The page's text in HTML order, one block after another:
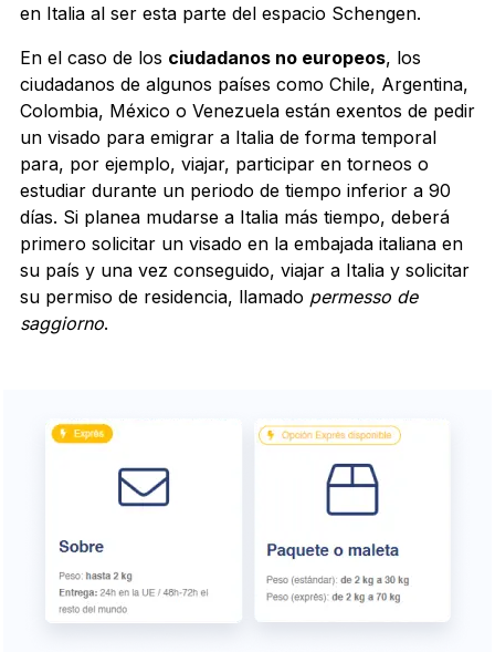
en Italia al ser esta parte del espacio Schengen.
En el caso de los ciudadanos no europeos, los
ciudadanos de algunos países como Chile, Argentina,
Colombia, México o Venezuela están exentos de pedir
un visado para emigrar a Italia de forma temporal
para, por ejemplo, viajar, participar en torneos o
estudiar durante un periodo de tiempo inferior a 90
días. Si planea mudarse a Italia más tiempo, deberá
primero solicitar un visado en la embajada italiana en
su país y una vez conseguido, viajar a Italia y solicitar
su permiso de residencia, llamado permesso de
saggiorno.